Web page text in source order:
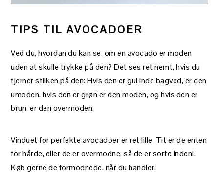
TIPS TIL AVOCADOER
Ved du, hvordan du kan se, om en avocado er moden
uden at skulle trykke på den? Det ses ret nemt, hvis du
fjerner stilken på den: Hvis den er gul inde bagved, er den
umoden, hvis den er grøn er den moden, og hvis den er
brun, er den overmoden.
Vinduet for perfekte avocadoer er ret lille. Tit er de enten
for hårde, eller de er overmodne, så de er sorte indeni.
Køb gerne de formodnede, når du handler.